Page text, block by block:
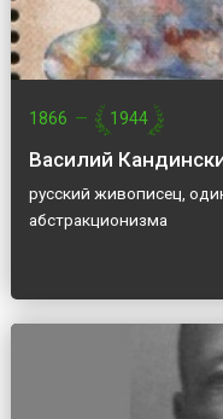
1866 — 1944
Василий
русский живописец,
абстракционизма